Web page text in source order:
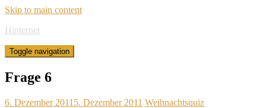
Skip to main content
Hinternet
Toggle navigation
Frage 6
6. Dezember 2011 5. Dezember 2011 Weihnachtsquiz